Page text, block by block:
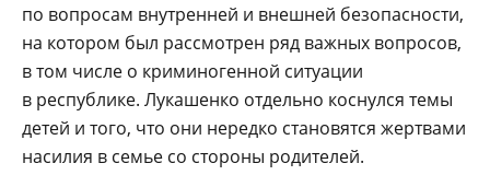
по вопросам внутренней и внешней безопасности,
на котором был рассмотрен ряд важных вопросов,
в том числе о криминогенной ситуации
в республике. Лукашенко отдельно коснулся темы
детей и того, что они нередко становятся жертвами
насилия в семье со стороны родителей.